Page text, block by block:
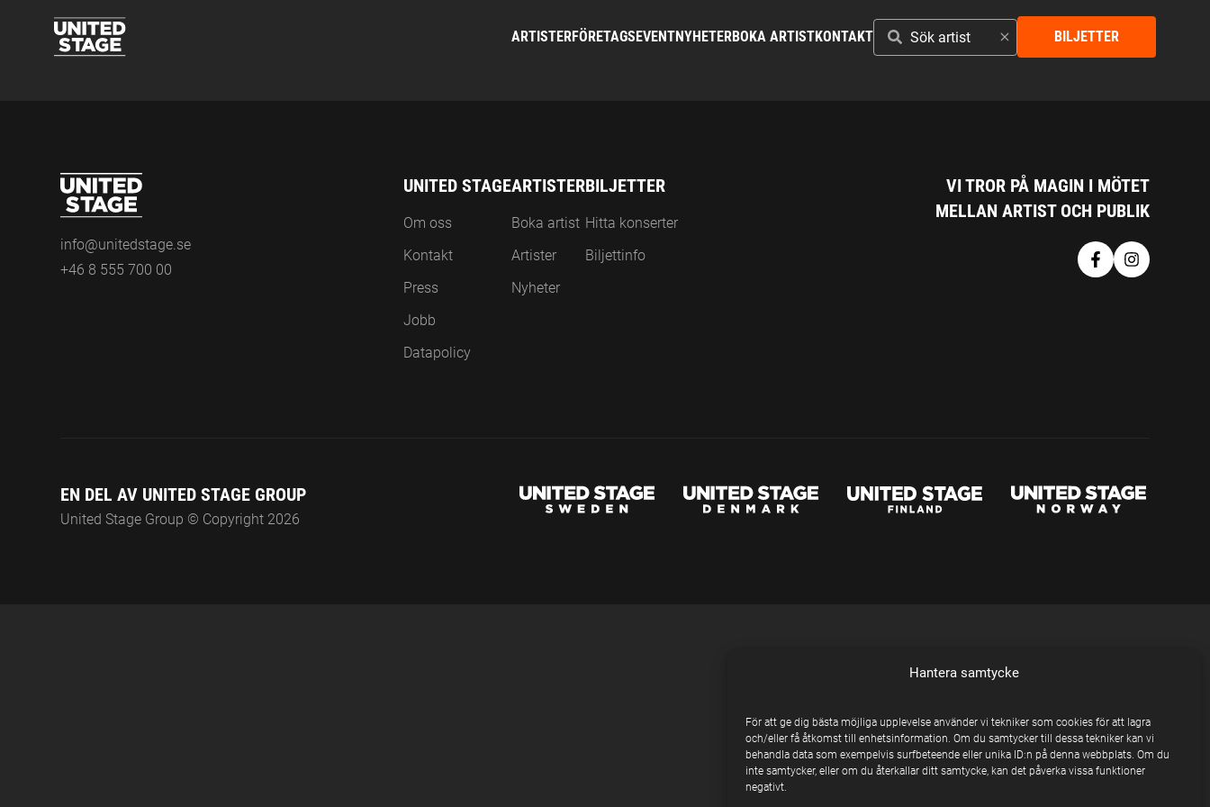
Hantera samtycke
För att ge dig bästa möjliga upplevelse använder vi tekniker som cookies för att lagra
och/eller få åtkomst till enhetsinformation. Om du samtycker till dessa tekniker kan vi
behandla data som exempelvis surfbeteende eller unika ID:n på denna webbplats. Om du
inte samtycker, eller om du återkallar ditt samtycke, kan det påverka vissa funktioner
negativt.
ARTISTERFÖRETAGSEVENTNYHETERBOKA ARTISTKONTAKTSÖK
ARTIST
BILJETTER
info@unitedstage.se
+46 8 555 700 00
UNITED STAGE
Om oss
Kontakt
Press
Jobb
Datapolicy
ARTISTER
Boka artist
Artister
Nyheter
BILJETTER
Hitta konserter
Biljettinfo
VI TROR PÅ MAGIN I MÖTET
MELLAN ARTIST OCH PUBLIK
EN DEL AV UNITED STAGE GROUP
United Stage Group © Copyright 2026